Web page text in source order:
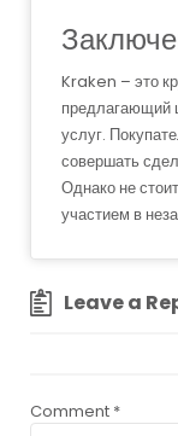
Kraken – это
предлагающий
услуг.
совершать
Однако не
участием в
Leave a
Comment *